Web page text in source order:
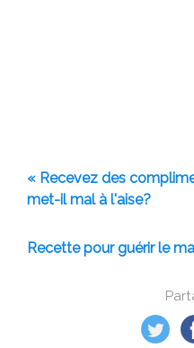
« Recevez des
met-il mal à l'aise?
Recette pour guérir le